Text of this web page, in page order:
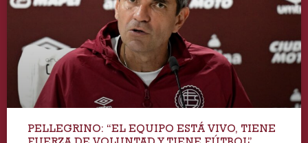
PELLEGRINO: “EL EQUIPO ESTÁ VIVO, TIENE